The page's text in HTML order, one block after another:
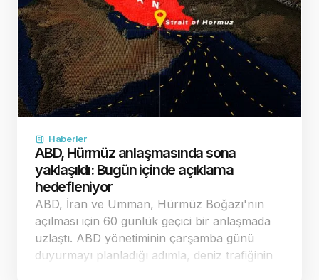
Haberler
ABD, Hürmüz anlaşmasında sona
yaklaşıldı: Bugün içinde açıklama
hedefleniyor
ABD, İran ve Umman, Hürmüz Boğazı'nın
açılması için 60 günlük geçici bir anlaşmada
uzlaştı. ABD yönetiminin çarşamba günü
duyurmayı planladığı adımla, deniz trafiğinin